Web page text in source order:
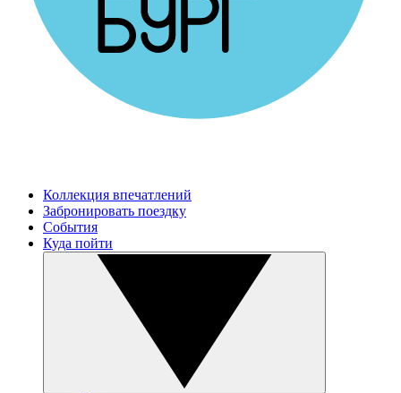
Коллекция впечатлений
Забронировать поездку
События
Куда пойти